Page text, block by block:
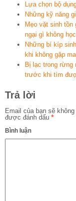
Lựa chọn bộ
Những kỹ năng
Mẹo vặt sinh tồn
ngại gì không
Những bí kíp
khi không gặp
Bị lạc trong rừng
trước khi tìm
Trả lời
Email của bạn sẽ
được đánh dấu *
Bình luận